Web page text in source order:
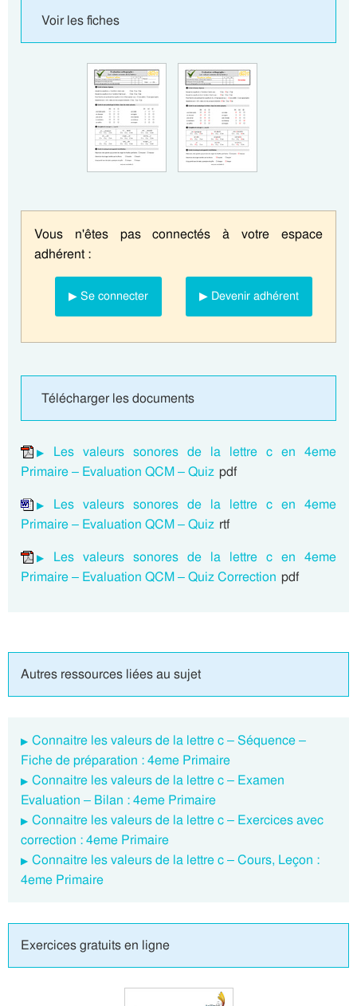
Voir les fiches
Vous n'êtes pas connectés à votre espace
adhérent :
▶ Se connecter ▶ Devenir adhérent
Télécharger les documents
Les valeurs sonores de la lettre c en 4eme
Primaire – Evaluation QCM – Quiz pdf
Les valeurs sonores de la lettre c en 4eme
Primaire – Evaluation QCM – Quiz rtf
Les valeurs sonores de la lettre c en 4eme
Primaire – Evaluation QCM – Quiz Correction pdf
Autres ressources liées au sujet
Connaitre les valeurs de la lettre c – Séquence –
Fiche de préparation : 4eme Primaire
Connaitre les valeurs de la lettre c – Examen
Evaluation – Bilan : 4eme Primaire
Connaitre les valeurs de la lettre c – Exercices avec
correction : 4eme Primaire
Connaitre les valeurs de la lettre c – Cours, Leçon :
4eme Primaire
Exercices gratuits en ligne